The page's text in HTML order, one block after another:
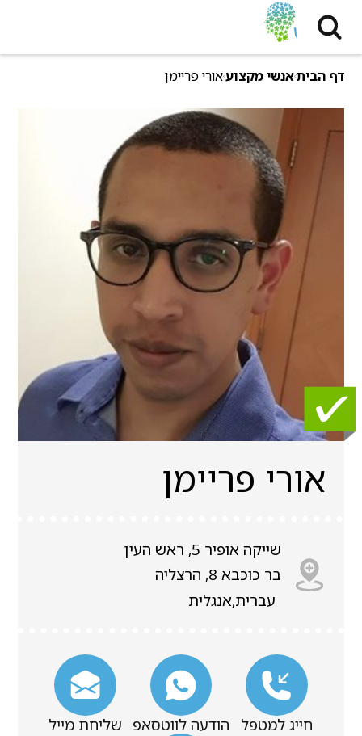
דף הביתאנשי מקצועאורי פריימן
אורי פריימן
שייקה אופיר 5, ראש העין
בר כוכבא 8, הרצליה
עברית,אנגלית
חייג למטפל הודעה לווטסאפ שליחת מייל